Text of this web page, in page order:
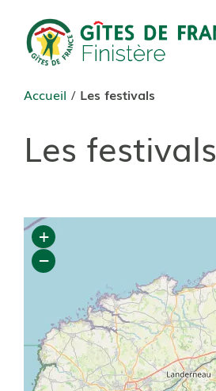
contenu
Accueil / Les festivals
Les festivals
+
−